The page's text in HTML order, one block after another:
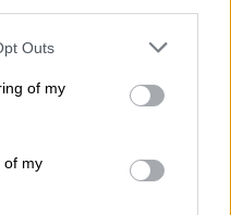
uses one or more Google
You may click to
its third-party tags to
in below Google
Outs
of my
of my
για το
ΕΛΤΑ - Η